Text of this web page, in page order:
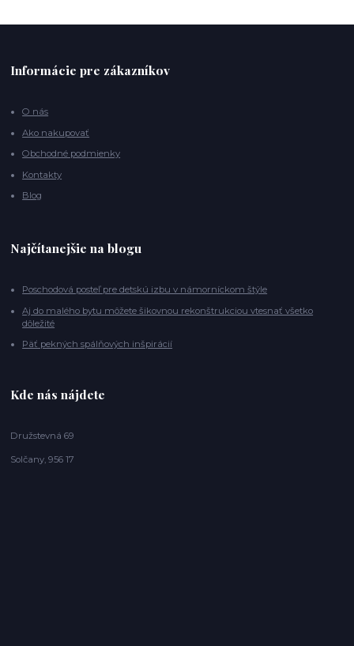
Informácie pre zákazníkov
O nás
Ako nakupovať
Obchodné podmienky
Kontakty
Blog
Najčítanejšie na blogu
Poschodová posteľ pre detskú izbu v námorníckom štýle
Aj do malého bytu môžete šikovnou rekonštrukciou vtesnať všetko
dôležité
Päť pekných spálňových inšpirácií
Kde nás nájdete
Družstevná 69
Solčany, 956 17